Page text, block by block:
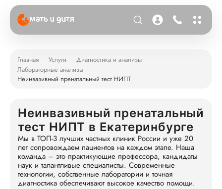
Главная Услуги
Диагностика и анализы
Лабораторные анализы
Неинвазивный пренатальный тест НИПТ
Неинвазивный пренатальный
тест НИПТ в Екатеринбурге
Мы в ТОП-3 лучших частных клиник России и уже 20
лет сопровождаем пациентов на каждом этапе. Наша
команда – это практикующие профессора, кандидаты
наук и талантливые специалисты. Современные
технологии, собственные лаборатории и точная
диагностика обеспечивают высокое качество помощи.